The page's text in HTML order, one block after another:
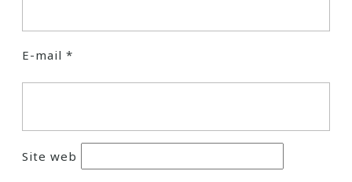
E-mail *
Site web